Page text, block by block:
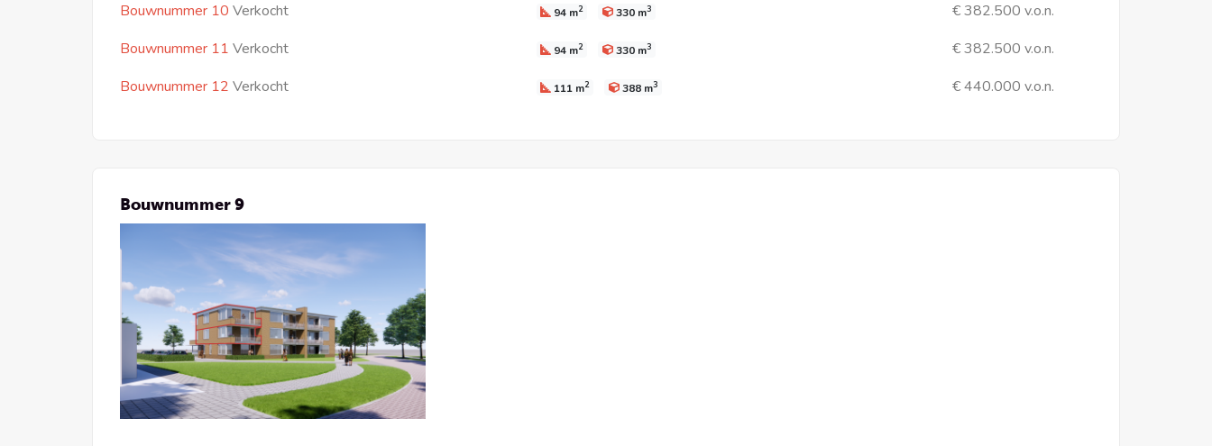
Bouwnummer 10 Verkocht 94 m2 330 m3
€ 382.500 v.o.n.
Bouwnummer 11 Verkocht 94 m2 330 m3
€ 382.500 v.o.n.
Bouwnummer 12 Verkocht 111 m2 388 m3 € 440.000 v.o.n.
Bouwnummer 9